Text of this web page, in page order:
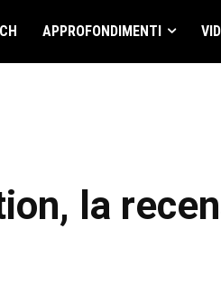
APPROFONDIMENTI
la